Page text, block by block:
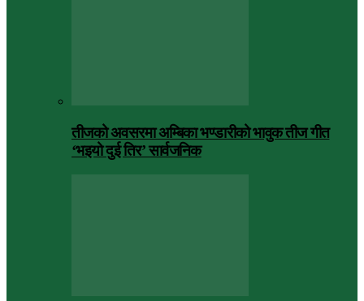
तीजको अवसरमा अम्बिका भण्डारीको भावुक तीज गीत
‘भइयो दुई तिर’ सार्वजनिक